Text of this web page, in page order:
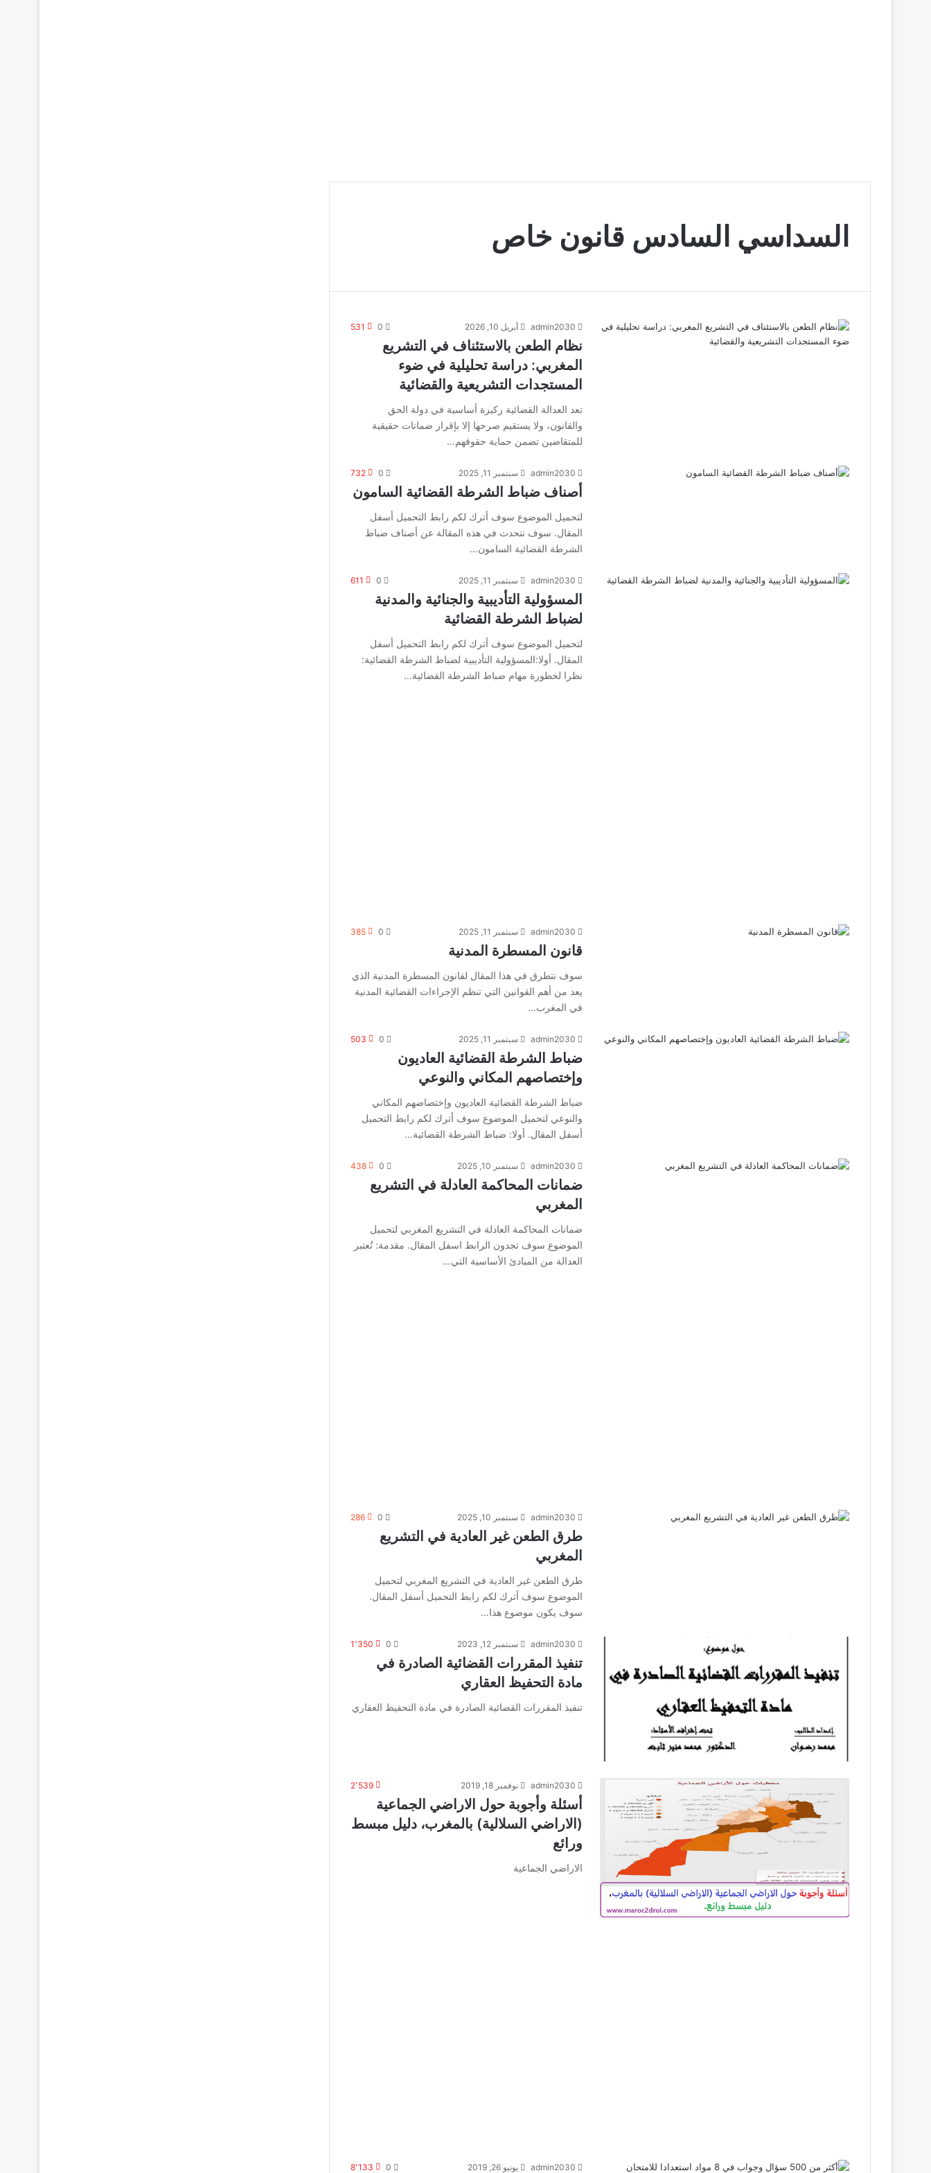
السداسي السادس قانون خاص
admin2030 أبريل 10, 2026 0
531
نظام الطعن بالاستئناف في التشريع
المغربي: دراسة تحليلية في ضوء
المستجدات التشريعية والقضائية
تعد العدالة القضائية ركيزة أساسية في دولة الحق
والقانون، ولا يستقيم صرحها إلا بإقرار ضمانات حقيقية
للمتقاضين تضمن حماية حقوقهم…
admin2030 سبتمبر 11, 2025 0
732
أصناف ضباط الشرطة القضائية السامون
لتحميل الموضوع سوف أترك لكم رابط التحميل أسفل
المقال. سوف نتحدث في هذه المقالة عن أصناف ضباط
الشرطة القضائية السامون…
admin2030 سبتمبر 11, 2025 0
611
المسؤولية التأديبية والجنائية والمدنية
لضباط الشرطة القضائية
لتحميل الموضوع سوف أترك لكم رابط التحميل أسفل
المقال. أولا:المسؤولية التأديبية لضباط الشرطة القضائية:
نظرا لخطورة مهام ضباط الشرطة القضائية…
admin2030 سبتمبر 11, 2025 0
385
قانون المسطرة المدنية
سوف نتطرق في هذا المقال لقانون المسطرة المدنية الذي
يعد من أهم القوانين التي تنظم الإجراءات القضائية المدنية
في المغرب…
admin2030 سبتمبر 11, 2025 0
503
ضباط الشرطة القضائية العاديون
وإختصاصهم المكاني والنوعي
ضباط الشرطة القضائية العاديون وإختصاصهم المكاني
والنوعي لتحميل الموضوع سوف أترك لكم رابط التحميل
أسفل المقال. أولا: ضباط الشرطة القضائية…
admin2030 سبتمبر 10, 2025 0
438
ضمانات المحاكمة العادلة في التشريع
المغربي
ضمانات المحاكمة العادلة في التشريع المغربي لتحميل
الموضوع سوف تجدون الرابط اسفل المقال. مقدمة: تُعتبر
العدالة من المبادئ الأساسية التي…
admin2030 سبتمبر 10, 2025 0
286
طرق الطعن غير العادية في التشريع
المغربي
طرق الطعن غير العادية في التشريع المغربي لتحميل
الموضوع سوف أترك لكم رابط التحميل أسفل المقال.
سوف يكون موضوع هذا…
admin2030 سبتمبر 12, 2023 0 1٬350
تنفيذ المقررات القضائية الصادرة في
مادة التحفيظ العقاري
تنفيذ المقررات القضائية الصادرة في مادة التحفيظ العقاري
admin2030 نوفمبر 18, 2019 2٬539
أسئلة وأجوبة حول الاراضي الجماعية
(الاراضي السلالية) بالمغرب، دليل مبسط
ورائع
الاراضي الجماعية
admin2030 يونيو 26, 2019 0 8٬133